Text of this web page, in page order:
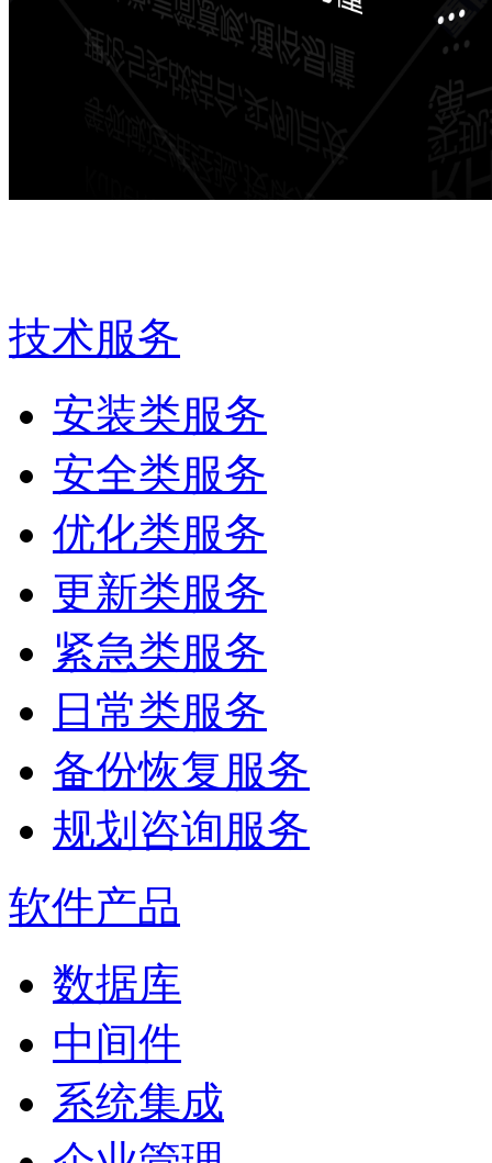
技术服务
安装类服务
安全类服务
优化类服务
更新类服务
紧急类服务
日常类服务
备份恢复服务
规划咨询服务
软件产品
数据库
中间件
系统集成